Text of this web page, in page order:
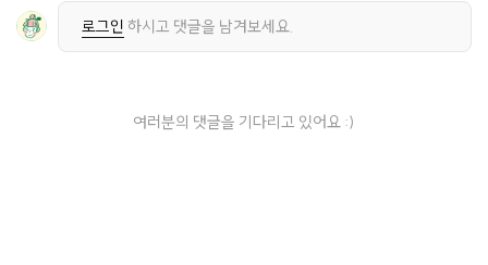
로그인 하시고 댓글을 남겨보세요.
여러분의 댓글을 기다리고 있어요 :)